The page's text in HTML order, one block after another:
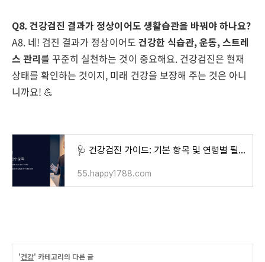
Q8. 건강검진 결과가 정상이어도 생활습관을 바꿔야 하나요?
A8. 네! 검진 결과가 정상이어도 건강한 식습관, 운동, 스트레
스 관리를 꾸준히 실천하는 것이 중요해요. 건강검진은 현재
상태를 확인하는 것이지, 미래 건강을 보장해 주는 것은 아니
니까요! 💪
🩺 건강검진 가이드: 기본 항목 및 연령별 필수 검사
55.happy1788.com
'건강' 카테고리의 다른 글